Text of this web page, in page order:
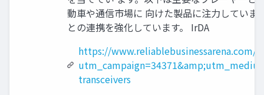
動車や通信市場に 向けた製品に注力していま
との連携を強化しています。 IrDA
https://www.reliablebusinessarena.com/
transceivers